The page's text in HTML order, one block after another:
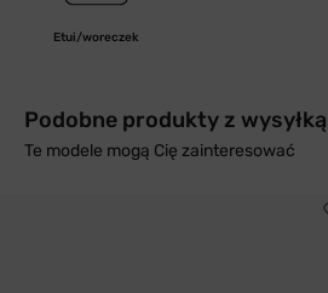
Etui/woreczek
Podobne produkty z
Te modele mogą Cię zainteresować